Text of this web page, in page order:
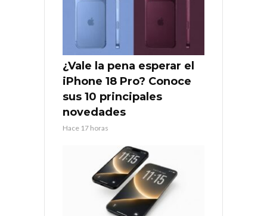
¿Vale la pena esperar el
iPhone 18 Pro? Conoce
sus 10 principales
novedades
Hace 17 horas